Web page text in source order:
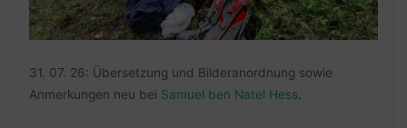
31. 07. 26: Übersetzung und Bilderanordnung sowie
Anmerkungen neu bei Samuel ben Natel Hess